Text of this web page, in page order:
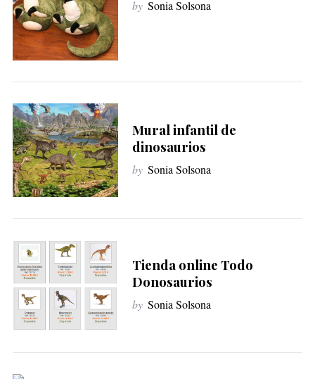
by Sonia Solsona
Mural infantil de
dinosaurios
by Sonia Solsona
Tienda online Todo
Donosaurios
by Sonia Solsona